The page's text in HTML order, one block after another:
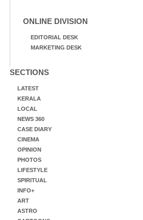
ONLINE DIVISION
EDITORIAL DESK
MARKETING DESK
SECTIONS
LATEST
KERALA
LOCAL
NEWS 360
CASE DIARY
CINEMA
OPINION
PHOTOS
LIFESTYLE
SPIRITUAL
INFO+
ART
ASTRO